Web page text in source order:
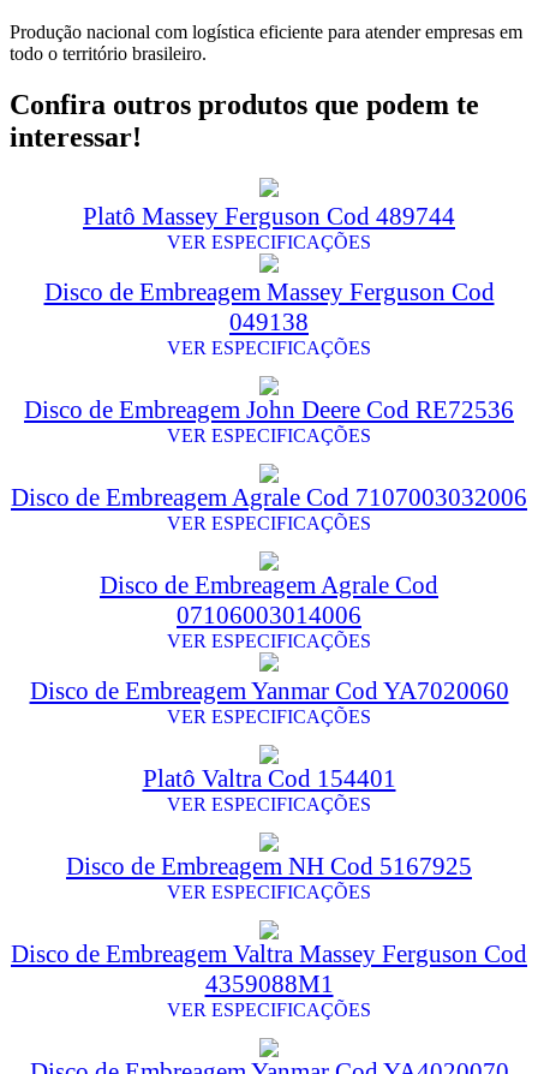
Produção nacional com logística eficiente para atender empresas em
todo o território brasileiro.
Confira outros produtos que podem te
interessar!
Platô Massey Ferguson Cod 489744
VER ESPECIFICAÇÕES
Disco de Embreagem Massey Ferguson Cod
049138
VER ESPECIFICAÇÕES
Disco de Embreagem John Deere Cod RE72536
VER ESPECIFICAÇÕES
Disco de Embreagem Agrale Cod 7107003032006
VER ESPECIFICAÇÕES
Disco de Embreagem Agrale Cod
07106003014006
VER ESPECIFICAÇÕES
Disco de Embreagem Yanmar Cod YA7020060
VER ESPECIFICAÇÕES
Platô Valtra Cod 154401
VER ESPECIFICAÇÕES
Disco de Embreagem NH Cod 5167925
VER ESPECIFICAÇÕES
Disco de Embreagem Valtra Massey Ferguson Cod
4359088M1
VER ESPECIFICAÇÕES